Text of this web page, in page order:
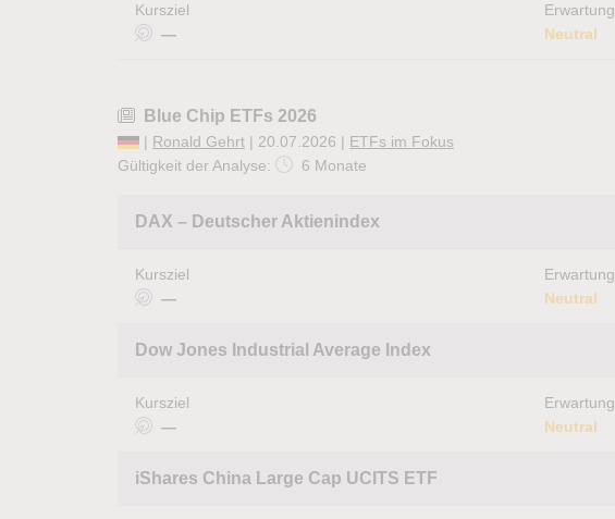
Kursziel
—
Erwartung
Neutral
Blue Chip ETFs 2026
| Ronald Gehrt | 20.07.2026 | ETFs im Fokus
Gültigkeit der Analyse:
6 Monate
DAX – Deutscher Aktienindex
Kursziel
—
Erwartung
Neutral
Dow Jones Industrial Average Index
Kursziel
—
Erwartung
Neutral
iShares China Large Cap UCITS ETF